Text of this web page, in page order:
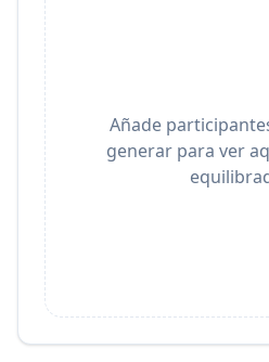
Añade
generar para ver